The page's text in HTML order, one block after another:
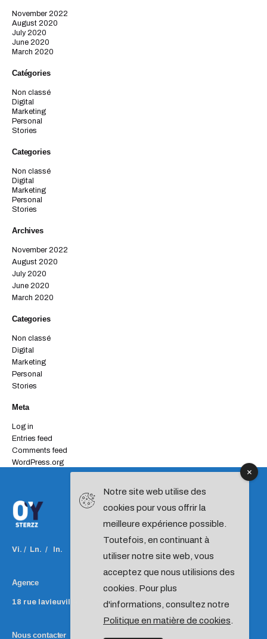
November 2022
August 2020
July 2020
June 2020
March 2020
Catégories
Non classé
Digital
Marketing
Personal
Stories
Categories
Non classé
Digital
Marketing
Personal
Stories
Archives
November 2022
August 2020
July 2020
June 2020
March 2020
Categories
Non classé
Digital
Marketing
Personal
Stories
Meta
Log in
Entries feed
Comments feed
WordPress.org
Vi. / Ln. / In.
Agence
18 rue lavieuville 75018 PARISFrance
Nous contacter
Notre site web utilise des
cookies pour vous offrir la
meilleure expérience possible.
Toutefois, en continuant à
utiliser notre site web, vous
acceptez que nous utilisions des
cookies. Pour plus
d'informations, consultez notre
Politique en matière de cookies